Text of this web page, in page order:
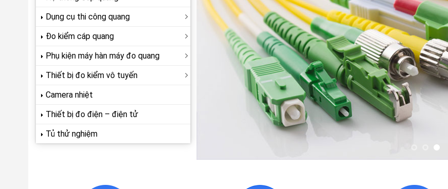
Dụng cụ thi công quang
Đo kiểm cáp quang
Phụ kiện máy hàn máy đo quang
Thiết bị đo kiểm vô tuyến
Camera nhiệt
Thiết bị đo điện – điện tử
Tủ thử nghiệm